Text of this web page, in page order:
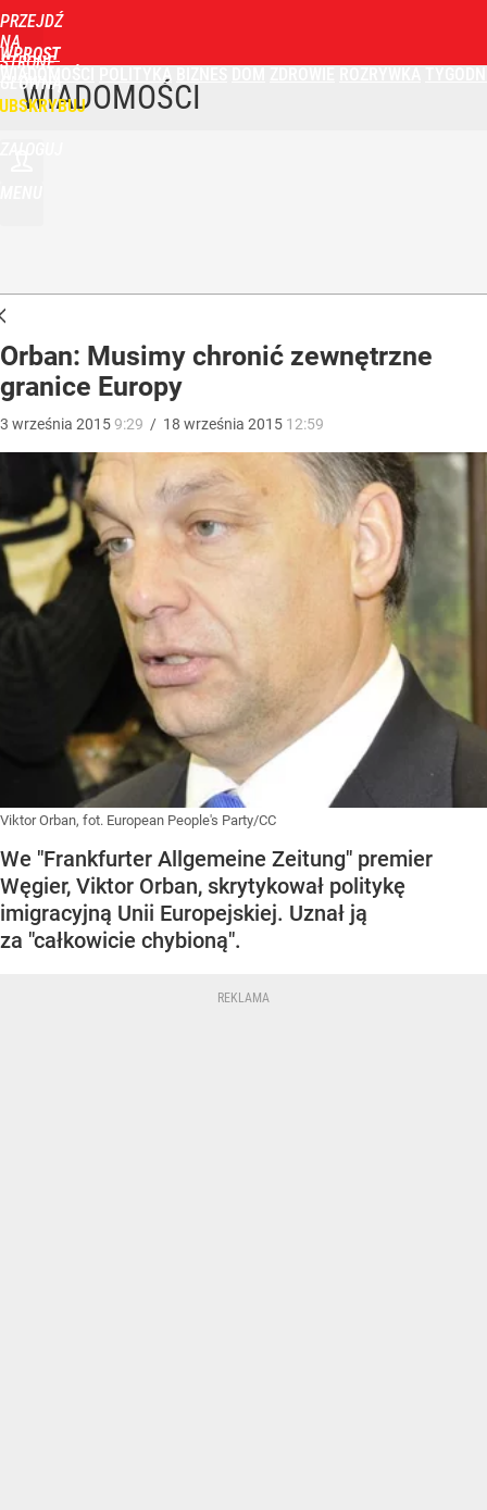
PRZEJDŹ
NA
STRONĘ
GŁÓWNĄ
WPROST
POLITYKA
WIADOMOŚCI
Orban: Musimy chronić zewnętrzne
granice Europy
3 września 20159:29 / 18 września 2015 12:59
Viktor Orban, fot. European People's Party/CC
We "Frankfurter Allgemeine Zeitung" premier
Węgier, Viktor Orban, skrytykował politykę
imigracyjną Unii Europejskiej. Uznał ją
za "całkowicie chybioną".